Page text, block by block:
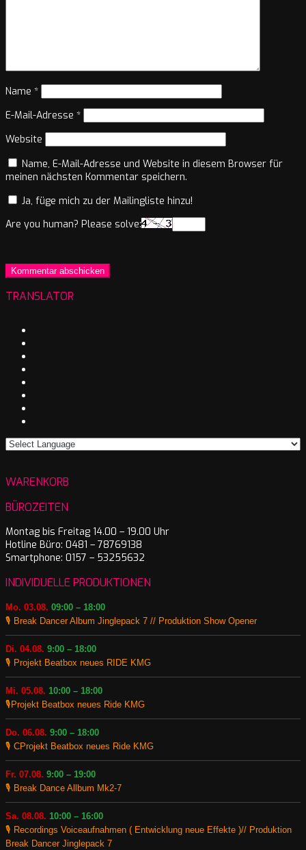
Name *
E-Mail-Adresse *
Website
Name, E-Mail-Adresse und Website in diesem Browser für
meinen nächsten Kommentar speichern.
Ja, füge mich zu der Mailingliste hinzu!
Are you human? Please solve:
TRANSLATOR
WARENKORB
BÜROZEITEN
Montag bis Freitag 14.00 – 19.00 Uhr
Hotline Büro: 0481 – 78769138
Smartphone: 0157 – 53255632
INDIVIDUELLE PRODUKTIONEN
Mo. 03.08. 09:00 – 18:00
🎙️ Break Dancer Album Jinglepack 7 // Produktion Show Opener
Di. 04.08. 9:00 – 18:00
🎙️ Projekt Beatbox neues RIDE KMG
Mi. 05.08. 10:00 – 18:00
🎙️Projekt Beatbox neues Ride KMG
Do. 06.08. 9:00 – 18:00
🎙️ CProjekt Beatbox neues Ride KMG
Fr. 07.08. 9:00 – 19:00
🎙️ Break Dance Allbum Mk2-7
Sa. 08.08. 10:00 – 16:00
🎙️ Recordings Voiceaufnahmen ( Entwicklung neue Effekte )// Produktion
Break Dancer Jinglepack 7